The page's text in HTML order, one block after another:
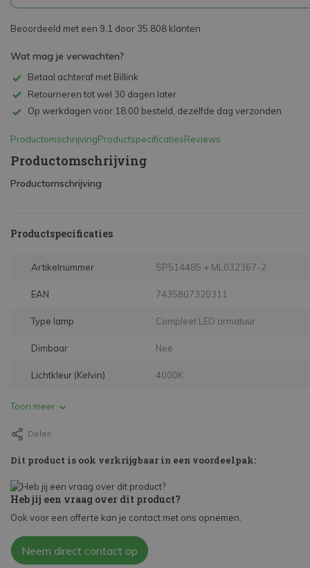
Beoordeeld met een 9,1 door 35.808 klanten
Wat mag je verwachten?
Betaal achteraf met Billink
Retourneren tot wel 30 dagen later
Op werkdagen voor 18:00 besteld, dezelfde dag verzonden.
ProductomschrijvingProductspecificatiesReviews
Productomschrijving
Productomschrijving
Productspecificaties
Artikelnummer SP514485 + ML032367-2
EAN 7435807320311
Type lamp Compleet LED armatuur
Dimbaar Nee
Lichtkleur (Kelvin) 4000K
Toon meer
Delen
Dit product is ook verkrijgbaar in een voordeelpak:
Heb jij een vraag over dit product?
Ook voor een offerte kan je contact met ons opnemen.
Neem direct contact op